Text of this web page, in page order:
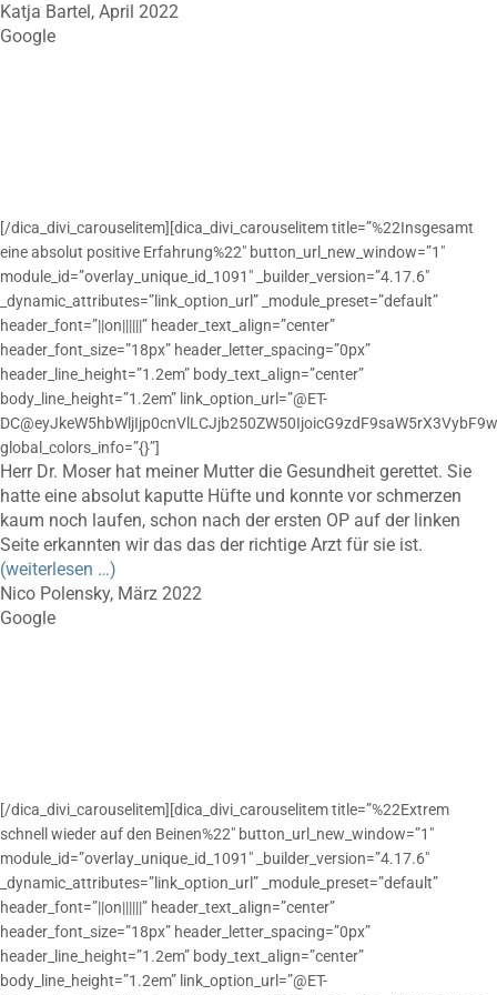
Katja Bartel, April 2022
Google
[/dica_divi_carouselitem][dica_divi_carouselitem title=”%22Insgesamt
eine absolut positive Erfahrung%22″ button_url_new_window=”1″
module_id=”overlay_unique_id_1091″ _builder_version=”4.17.6″
_dynamic_attributes=”link_option_url” _module_preset=”default”
header_font=”||on||||||” header_text_align=”center”
header_font_size=”18px” header_letter_spacing=”0px”
header_line_height=”1.2em” body_text_align=”center”
body_line_height=”1.2em” link_option_url=”@ET-
global_colors_info=”{}”]
Herr Dr. Moser hat meiner Mutter die Gesundheit gerettet. Sie
hatte eine absolut kaputte Hüfte und konnte vor schmerzen
kaum noch laufen, schon nach der ersten OP auf der linken
Seite erkannten wir das das der richtige Arzt für sie ist.
(weiterlesen …)
Nico Polensky, März 2022
Google
[/dica_divi_carouselitem][dica_divi_carouselitem title=”%22Extrem
schnell wieder auf den Beinen%22″ button_url_new_window=”1″
module_id=”overlay_unique_id_1091″ _builder_version=”4.17.6″
_dynamic_attributes=”link_option_url” _module_preset=”default”
header_font=”||on||||||” header_text_align=”center”
header_font_size=”18px” header_letter_spacing=”0px”
header_line_height=”1.2em” body_text_align=”center”
body_line_height=”1.2em” link_option_url=”@ET-